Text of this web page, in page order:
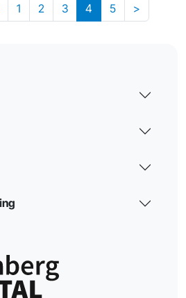
1 2 3 4 5 >